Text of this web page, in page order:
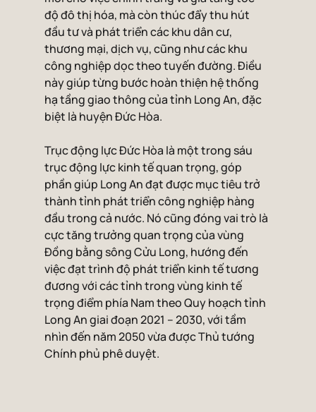
độ đô thị hóa, mà còn thúc đẩy thu hút
đầu tư và phát triển các khu dân cư,
thương mại, dịch vụ, cũng như các khu
công nghiệp dọc theo tuyến đường. Điều
này giúp từng bước hoàn thiện hệ thống
hạ tầng giao thông của tỉnh Long An, đặc
biệt là huyện Đức Hòa.
Trục động lực Đức Hòa là một trong sáu
trục động lực kinh tế quan trọng, góp
phần giúp Long An đạt được mục tiêu trở
thành tỉnh phát triển công nghiệp hàng
đầu trong cả nước. Nó cũng đóng vai trò là
cực tăng trưởng quan trọng của vùng
Đồng bằng sông Cửu Long, hướng đến
việc đạt trình độ phát triển kinh tế tương
đương với các tỉnh trong vùng kinh tế
trọng điểm phía Nam theo Quy hoạch tỉnh
Long An giai đoạn 2021 – 2030, với tầm
nhìn đến năm 2050 vừa được Thủ tướng
Chính phủ phê duyệt.